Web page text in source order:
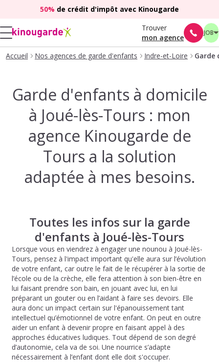
50% de crédit d'impôt avec Kinougarde
Trouver
mon agence
JOB
Accueil Nos agences de garde d'enfants Indre-et-Loire Garde
Garde d'enfants à domicile
à Joué-lès-Tours : mon
agence Kinougarde de
Tours a la solution
adaptée à mes besoins.
Toutes les infos sur la garde
d'enfants à Joué-lès-Tours
Lorsque vous en viendrez à engager une nounou à Joué-lès-
Tours, pensez à l'impact important qu'elle aura sur l’évolution
de votre enfant, car outre le fait de le récupérer à la sortie de
l’école ou de la crèche, elle fera attention à son bien-être en
lui faisant prendre son bain, en jouant avec lui, en lui
préparant un gouter ou en l’aidant à faire ses devoirs. Elle
aura donc un impact certain sur l'épanouissement tant
intellectuel qu’émotionnel de votre enfant. On peut en outre
aider un enfant à devenir propre en faisant appel à des
approches éducatives ludiques. Tout dépend de son degré
d’autonomie, cela va de soi. Une nourrice s’adapte
nécessairement à l’enfant dont elle doit s'occuper.